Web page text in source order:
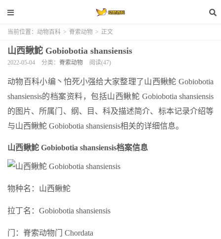
当前位置： 动物百科 > 脊索动物 > 正文
山西鳅鮀 Gobiobotia shansiensis
2022-05-04 分类： 脊索动物 阅读(47)
动物百科小编丶怕死小强给大家整理了山西鳅鮀 Gobiobotia
shansiensis的档案资料，包括山西鳅鮀 Gobiobotia shansiensis
的图片、所属门、纲、目、科及描述简介、标本记录介绍等
与山西鳅鮀 Gobiobotia shansiensis相关的详细信息。
山西鳅鮀 Gobiobotia shansiensis档案信息
物种名：山西鳅鮀
拉丁名：Gobiobotia shansiensis
门：脊索动物门 Chordata